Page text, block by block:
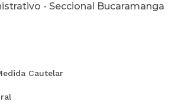
- Seccional Bucaramanga
Cautelar